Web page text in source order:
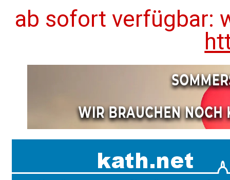
ab sofort verfügbar: